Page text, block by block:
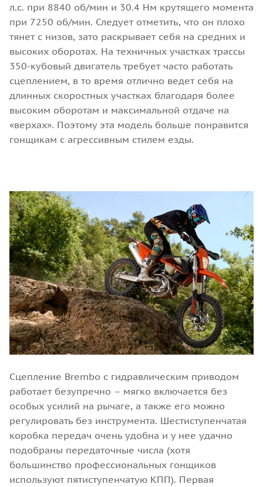
л.с. при 8840 об/мин и 30.4 Нм крутящего момента
при 7250 об/мин. Следует отметить, что он плохо
тянет с низов, зато раскрывает себя на средних и
высоких оборотах. На техничных участках трассы
350-кубовый двигатель требует часто работать
сцеплением, в то время отлично ведет себя на
длинных скоростных участках благодаря более
высоким оборотам и максимальной отдаче на
«верхах». Поэтому эта модель больше понравится
гонщикам с агрессивным стилем езды.
Сцепление Brembo с гидравлическим приводом
работает безупречно – мягко включается без
особых усилий на рычаге, а также его можно
регулировать без инструмента. Шестиступенчатая
коробка передач очень удобна и у нее удачно
подобраны передаточные числа (хотя
большинство профессиональных гонщиков
используют пятиступенчатую КПП). Первая